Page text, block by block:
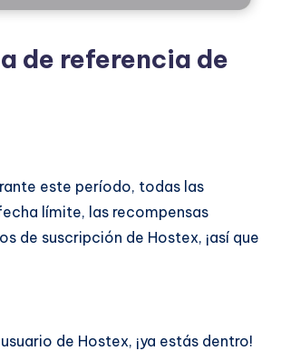
de referencia de
este período, todas las
límite, las recompensas
de suscripción de Hostex, ¡así que
de Hostex, ¡ya estás dentro!